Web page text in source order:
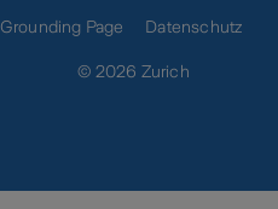
Grounding Page Datenschutz
© 2026 Zurich